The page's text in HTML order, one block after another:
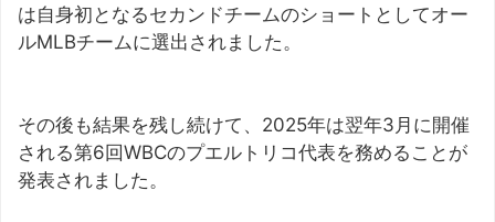
は自身初となるセカンドチームのショートとしてオー
ルMLBチームに選出されました。
その後も結果を残し続けて、2025年は翌年3月に開催
される第6回WBCのプエルトリコ代表を務めることが
発表されました。